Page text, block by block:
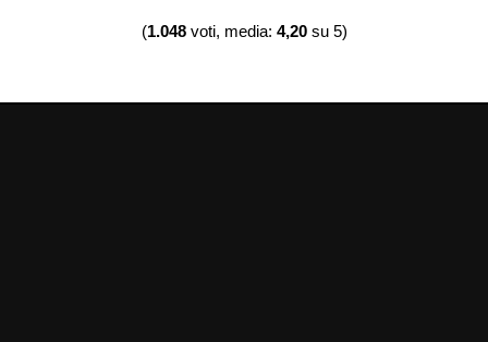
(1.048voti, media: 4,20su 5)